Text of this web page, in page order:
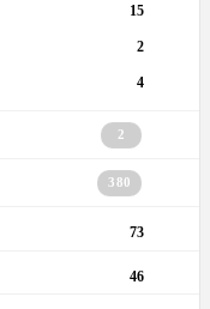
15
2
4
2
380
73
46